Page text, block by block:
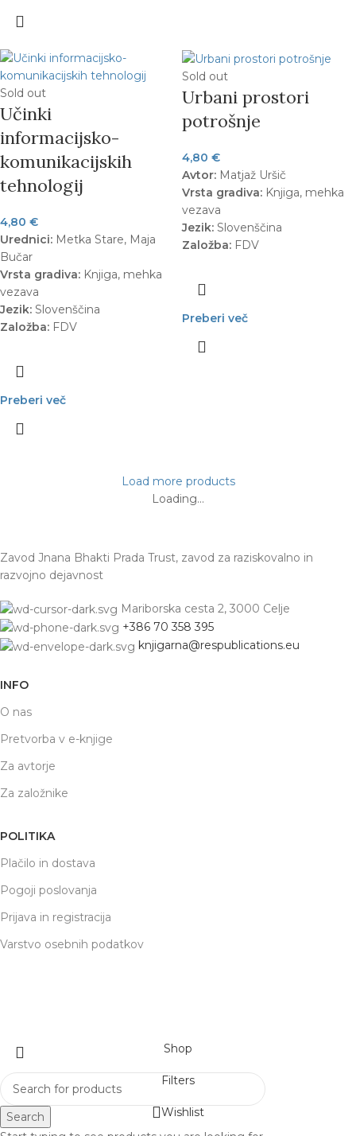
Sold out
Učinki
informacijsko-
komunikacijskih
tehnologij
4,80 €
Urednici: Metka Stare, Maja
Bučar
Vrsta gradiva: Knjiga, mehka
vezava
Jezik: Slovenščina
Založba: FDV
Preberi več
Sold out
Urbani prostori
potrošnje
4,80 €
Avtor: Matjaž Uršič
Vrsta gradiva: Knjiga, mehka
vezava
Jezik: Slovenščina
Založba: FDV
Preberi več
Load more products
Loading...
Zavod Jnana Bhakti Prada Trust, zavod za raziskovalno in
razvojno dejavnost
Mariborska cesta 2, 3000 Celje
+386 70 358 395
knjigarna@respublications.eu
INFO
O nas
Pretvorba v e-knjige
Za avtorje
Za založnike
POLITIKA
Plačilo in dostava
Pogoji poslovanja
Prijava in registracija
Varstvo osebnih podatkov
Search
Shop
Filters
Wishlist